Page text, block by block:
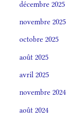
décembre 2025
novembre 2025
octobre 2025
août 2025
avril 2025
novembre 2024
août 2024